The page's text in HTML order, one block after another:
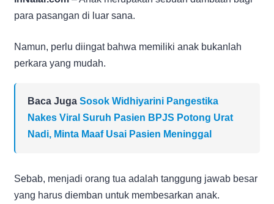
para pasangan di luar sana.
Namun, perlu diingat bahwa memiliki anak bukanlah
perkara yang mudah.
Baca Juga Sosok Widhiyarini Pangestika
Nakes Viral Suruh Pasien BPJS Potong Urat
Nadi, Minta Maaf Usai Pasien Meninggal
Sebab, menjadi orang tua adalah tanggung jawab besar
yang harus diemban untuk membesarkan anak.